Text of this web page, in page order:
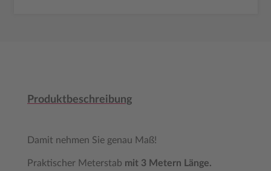
Produktbeschreibung
Damit nehmen Sie genau Maß!
Praktischer Meterstab mit 3 Metern Länge.